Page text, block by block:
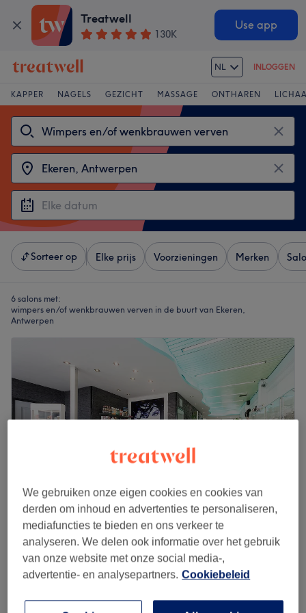
Treatwell
130K
Use app
NL INLOGGEN
KAPPER NAGELS GEZICHT MASSAGE ONTHAREN
Sorteer op Elke prijs Voorzieningen Merken
6 salons met:
wimpers en/of wenkbrauwen verven in de buurt van Ekeren,
Antwerpen
Navada
4293 reviews
Ekeren, Antwerpen
Laat zien op de kaart
Verven - Wenkbrauwen
15 min - 50 min
We gebruiken onze eigen cookies en cookies van
derden om inhoud en advertenties te personaliseren,
mediafuncties te bieden en ons verkeer te
analyseren. We delen ook informatie over het gebruik
van onze website met onze social media-,
advertentie- en analysepartners. Cookiebeleid